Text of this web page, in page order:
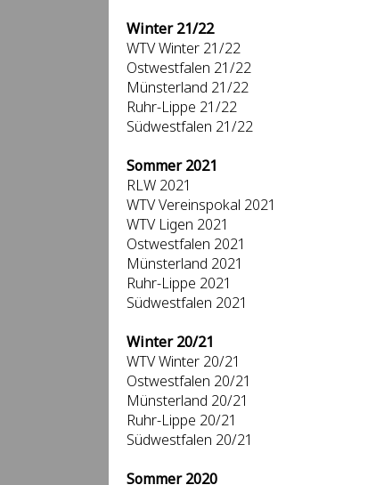
Winter 21/22
WTV Winter 21/22
Ostwestfalen 21/22
Münsterland 21/22
Ruhr-Lippe 21/22
Südwestfalen 21/22
Sommer 2021
RLW 2021
WTV Vereinspokal 2021
WTV Ligen 2021
Ostwestfalen 2021
Münsterland 2021
Ruhr-Lippe 2021
Südwestfalen 2021
Winter 20/21
WTV Winter 20/21
Ostwestfalen 20/21
Münsterland 20/21
Ruhr-Lippe 20/21
Südwestfalen 20/21
Sommer 2020